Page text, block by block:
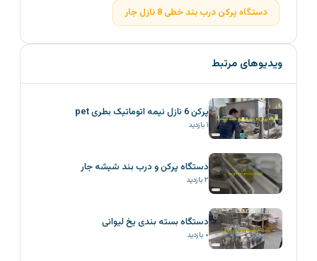
دستگاه پرکن درب بند خطی 8 نازل جار
ویدیوهای مرتبط
پرکن 6 نازل نیمه اتوماتیک بطری pet
۱بازدید
دستگاه پرکن و درب بند شیشه جار
۲بازدید
دستگاه بسته بندی یخ لیوانی
۰ بازدید